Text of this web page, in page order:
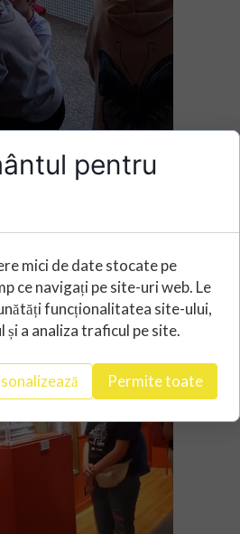
pentru
mici de date stocate pe
ce navigați pe site-uri web. Le
funcționalitatea site-ului,
a analiza traficul pe site.
Permite toate